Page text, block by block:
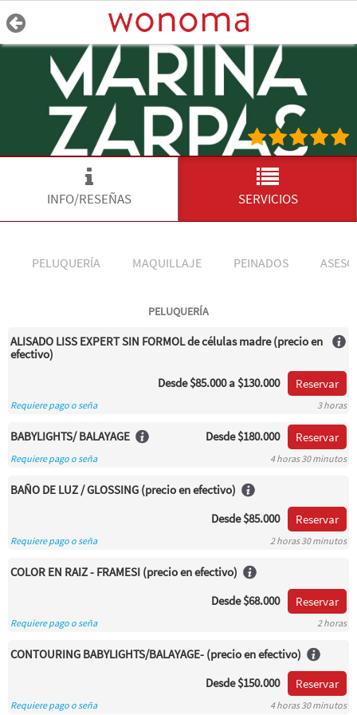
INFO/RESEÑAS SERVICIOS
PELUQUERÍA MAQUILLAJE PEINADOS
PELUQUERÍA
ALISADO LISS EXPERT SIN FORMOL de células madre (precio en
efectivo)
Desde$85.000a $130.000 Reservar
Requiere pago o seña 3 horas
BABYLIGHTS/ BALAYAGE Desde$180.000 Reservar
Requiere pago o seña 4 horas 30 minutos
BAÑO DE LUZ / GLOSSING (precio en efectivo)
Desde$85.000 Reservar
Requiere pago o seña 2 horas 30 minutos
COLOR EN RAIZ - FRAMESI (precio en efectivo)
Desde$68.000 Reservar
Requiere pago o seña 2 horas
CONTOURING BABYLIGHTS/BALAYAGE- (precio en efectivo)
Desde$150.000 Reservar
Requiere pago o seña 4 horas 30 minutos